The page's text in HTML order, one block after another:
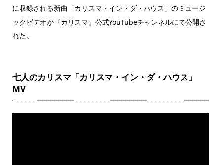
に収録される新曲「カリスマ・イン・ダ・ハウス」のミュージ
ックビデオが『カリスマ』公式YouTubeチャンネルにて公開さ
れた。
七人のカリスマ「カリスマ・イン・ダ・ハウス」
MV